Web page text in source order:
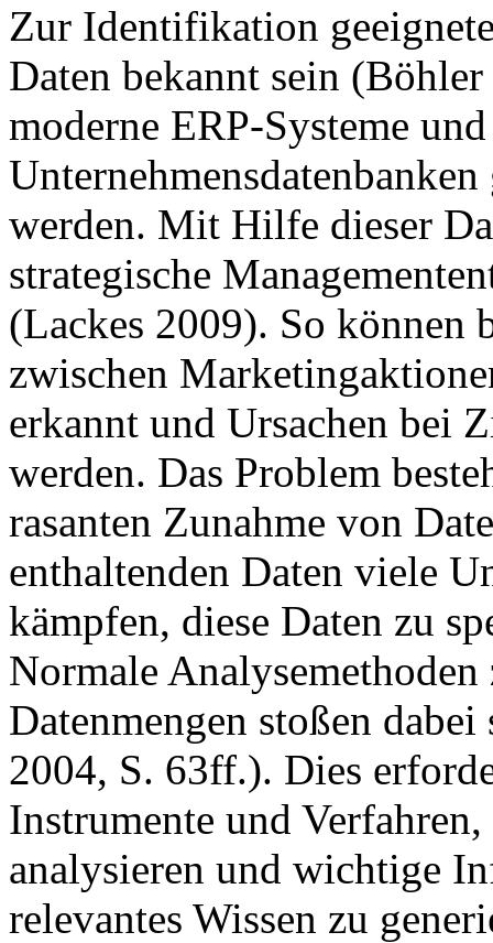
Zur Identifikation
Daten bekannt sein
moderne ERP-Systeme
werden. Mit Hilfe dieser
strategische
(Lackes 2009). So können
zwischen
erkannt und Ursachen bei
werden. Das Problem
rasanten Zunahme von
enthaltenden Daten viele
kämpfen, diese Daten zu
Normale
Datenmengen stoßen
2004, S. 63ff.). Dies
Instrumente und
analysieren und wichtige
relevantes Wissen zu